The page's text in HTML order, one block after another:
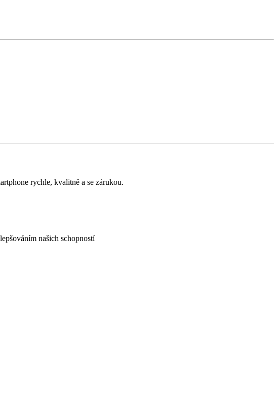
rychle, kvalitně a se zárukou.
našich schopností